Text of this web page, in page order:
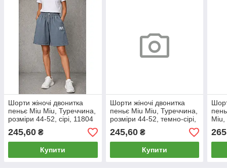
Шорти жіночі двонитка
пеньє Miu Miu, Туреччина,
розміри 44-52, сірі, 11804
245,60 ₴
Купити
Шорти жіночі двонитка
пеньє Miu Miu, Туреччина,
розміри 44-52, темно-сірі,
11805
245,60₴
Купити
Miu,
50-